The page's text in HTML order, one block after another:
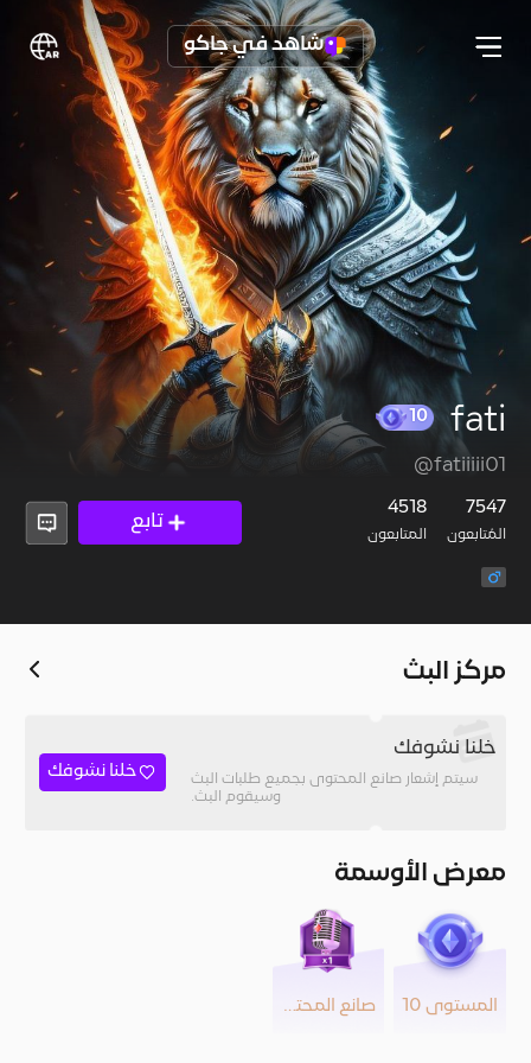
شاهد في جاكو
fati
@fatiiiii01
7547
المُتابعون
4518
المتابعون
تابع
مركز البث
خلنا نشوفك
سيتم إشعار صانع المحتوى بجميع طلبات البث
وسيقوم البث.
خلنا نشوفك
معرض الأوسمة
المستوى 10 صانع المحتوى